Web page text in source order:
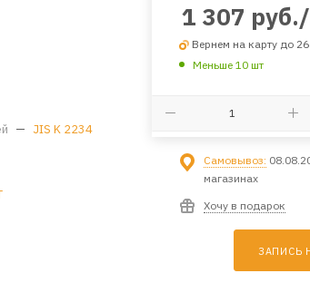
— JIS K 2234
1 307 руб.
Вернем на карту до
Меньше 10 шт
Самовывоз:
магазинах
Хочу в подарок
ЗАПИСЬ